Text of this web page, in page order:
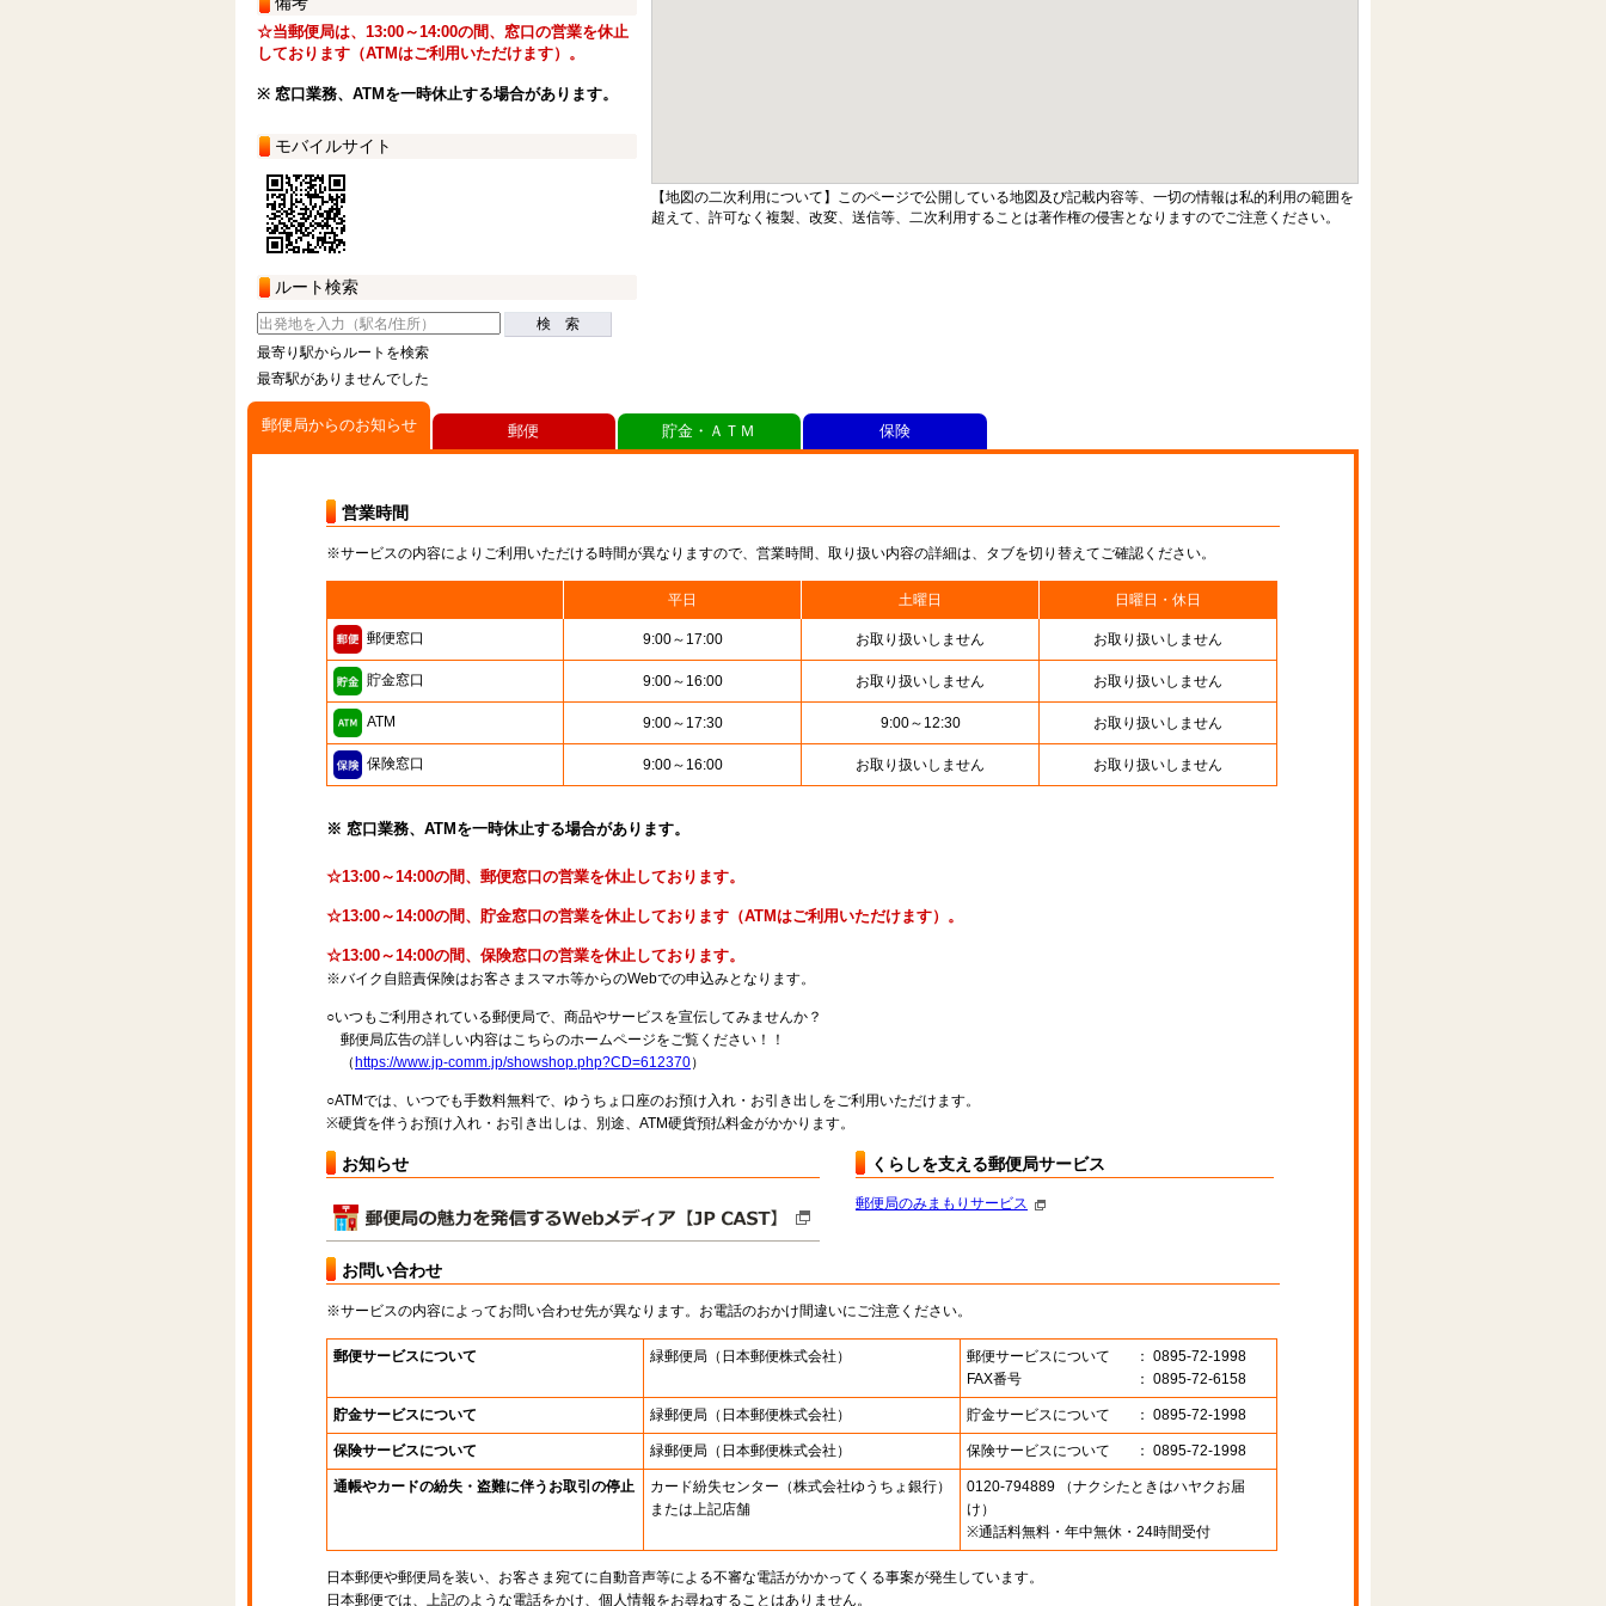
☆当郵便局は、13:00～14:00の間、窓口の営業を休止
しております（ATMはご利用いただけます）。
※ 窓口業務、ATMを一時休止する場合があります。
モバイルサイト
ルート検索
検 索
最寄り駅からルートを検索
最寄駅がありませんでした
【地図の二次利用について】このページで公開している地図及び記載内容等、一切の情報は私的利用の範囲を
超えて、許可なく複製、改変、送信等、二次利用することは著作権の侵害となりますのでご注意ください。
郵便局からのお知らせ
営業時間
※サービスの内容によりご利用いただける時間が異なりますので、営業時間、取り扱い内容の詳細は、タブを切り替えてご確認ください。
平日 土曜日 日曜日・休日
郵便窓口 9:00～17:00 お取り扱いしません お取り扱いしません
貯金窓口 9:00～16:00 お取り扱いしません お取り扱いしません
ATM 9:00～17:30 9:00～12:30 お取り扱いしません
保険窓口 9:00～16:00 お取り扱いしません お取り扱いしません
※ 窓口業務、ATMを一時休止する場合があります。
☆13:00～14:00の間、郵便窓口の営業を休止しております。
☆13:00～14:00の間、貯金窓口の営業を休止しております（ATMはご利用いただけます）。
☆13:00～14:00の間、保険窓口の営業を休止しております。
※バイク自賠責保険はお客さまスマホ等からのWebでの申込みとなります。
○いつもご利用されている郵便局で、商品やサービスを宣伝してみませんか？
郵便局広告の詳しい内容はこちらのホームページをご覧ください！！
（ https://www.jp-comm.jp/showshop.php?CD=612370）
○ATMでは、いつでも手数料無料で、ゆうちょ口座のお預け入れ・お引き出しをご利用いただけます。
※硬貨を伴うお預け入れ・お引き出しは、別途、ATM硬貨預払料金がかかります。
お知らせ くらしを支える郵便局サービス
郵便局のみまもりサービス
お問い合わせ
※サービスの内容によってお問い合わせ先が異なります。お電話のおかけ間違いにご注意ください。
郵便サービスについて 緑郵便局 （日本郵便株式会社） 郵便サービスについて
： 0895-72-1998
FAX番号
： 0895-72-6158
貯金サービスについて 緑郵便局 （日本郵便株式会社） 貯金サービスについて ： 0895-72-1998
保険サービスについて 緑郵便局 （日本郵便株式会社） 保険サービスについて ： 0895-72-1998
通帳やカードの紛失・盗難に伴うお取引の停止 カード紛失センター （株式会社ゆうちょ銀行）
または上記店舗
0120-794889 （ナクシたときはハヤクお届
け）
※通話料無料・年中無休・24時間受付
日本郵便や郵便局を装い、お客さま宛てに自動音声等による不審な電話がかかってくる事案が発生しています。
日本郵便では、上記のような電話をかけ、個人情報をお尋ねすることはありません。
郵便 貯金・ＡＴＭ 保険